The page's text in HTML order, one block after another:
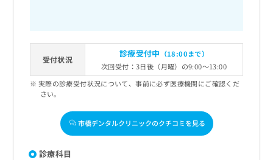
受付状況
診療受付中 （18:00まで）
次回受付：3日後（月曜）の9:00～13:00
実際の診療受付状況について、事前に必ず医療機関にご確認くだ
さい。
市橋デンタルクリニックのクチコミを見る
診療科目